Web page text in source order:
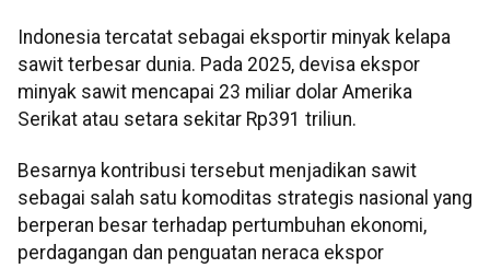
Indonesia tercatat sebagai eksportir minyak kelapa
sawit terbesar dunia. Pada 2025, devisa ekspor
minyak sawit mencapai 23 miliar dolar Amerika
Serikat atau setara sekitar Rp391 triliun.
Besarnya kontribusi tersebut menjadikan sawit
sebagai salah satu komoditas strategis nasional yang
berperan besar terhadap pertumbuhan ekonomi,
perdagangan dan penguatan neraca ekspor